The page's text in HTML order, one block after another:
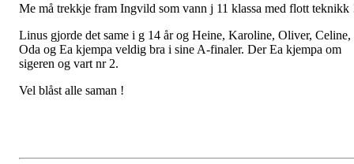
Me må trekkje fram Ingvild som vann j 11 klassa med flott teknikk
Linus gjorde det same i g 14 år og Heine, Karoline, Oliver, Celine,
Oda og Ea kjempa veldig bra i sine A-finaler. Der Ea kjempa om
sigeren og vart nr 2.
Vel blåst alle saman !